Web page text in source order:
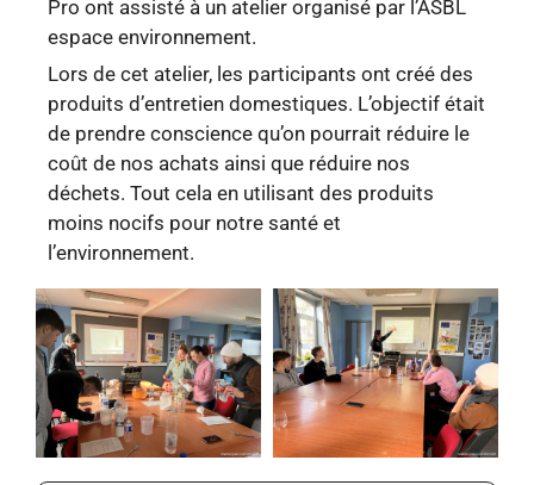
Pro ont assisté à un atelier organisé par l’ASBL
espace environnement.
Lors de cet atelier, les participants ont créé des
produits d’entretien domestiques. L’objectif était
de prendre conscience qu’on pourrait réduire le
coût de nos achats ainsi que réduire nos
déchets. Tout cela en utilisant des produits
moins nocifs pour notre santé et
l’environnement.